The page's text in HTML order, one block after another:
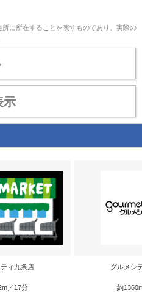
に所在することを表すものであり、実際の
示
ィ九条店
／17分
グルメシ
約